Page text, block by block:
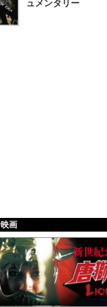
ュメンタリー
画